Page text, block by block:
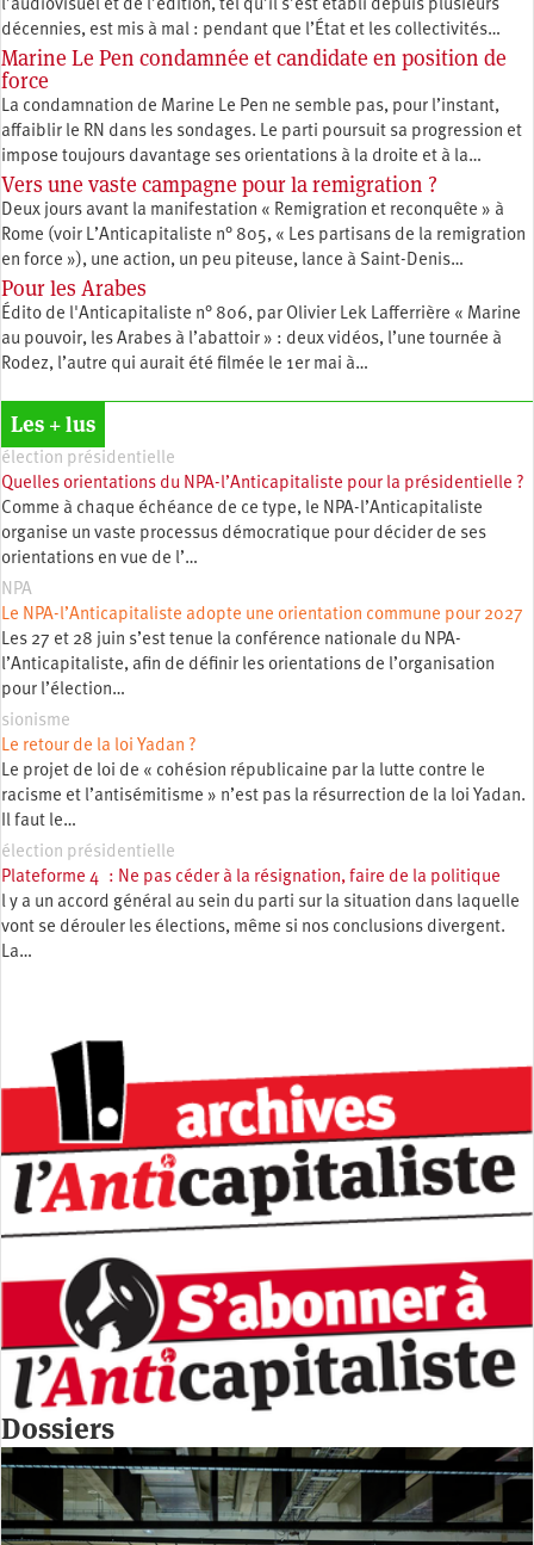
l’audiovisuel et de l’édition, tel qu’il s’est établi depuis plusieurs
décennies, est mis à mal : pendant que l’État et les collectivités…
Marine Le Pen condamnée et candidate en position de
force
La condamnation de Marine Le Pen ne semble pas, pour l’instant,
affaiblir le RN dans les sondages. Le parti poursuit sa progression et
impose toujours davantage ses orientations à la droite et à la…
Vers une vaste campagne pour la remigration ?
Deux jours avant la manifestation « Remigration et reconquête » à
Rome (voir L’Anticapitaliste n° 805, « Les partisans de la remigration
en force »), une action, un peu piteuse, lance à Saint-Denis…
Pour les Arabes
Édito de l'Anticapitaliste n° 806, par Olivier Lek Lafferrière « Marine
au pouvoir, les Arabes à l’abattoir » : deux vidéos, l’une tournée à
Rodez, l’autre qui aurait été filmée le 1er mai à…
Les + lus
élection présidentielle
Quelles orientations du NPA-l’Anticapitaliste pour la présidentielle ?
Comme à chaque échéance de ce type, le NPA-l’Anticapitaliste
organise un vaste processus démocratique pour décider de ses
orientations en vue de l’…
NPA
Le NPA-l’Anticapitaliste adopte une orientation commune pour 2027
Les 27 et 28 juin s’est tenue la conférence nationale du NPA-
l’Anticapitaliste, afin de définir les orientations de l’organisation
pour l’élection…
sionisme
Le retour de la loi Yadan ?
Le projet de loi de « cohésion républicaine par la lutte contre le
racisme et l’antisémitisme » n’est pas la résurrection de la loi Yadan.
Il faut le…
élection présidentielle
Plateforme 4 : Ne pas céder à la résignation, faire de la politique
l y a un accord général au sein du parti sur la situation dans laquelle
vont se dérouler les élections, même si nos conclusions divergent.
La…
Dossiers